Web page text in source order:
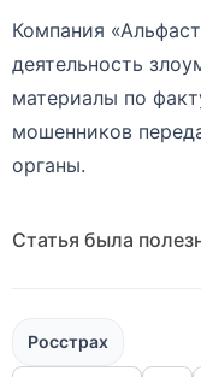
Компания
деятельность
материалы по
мошенников
органы.
Статья была
Росстрах